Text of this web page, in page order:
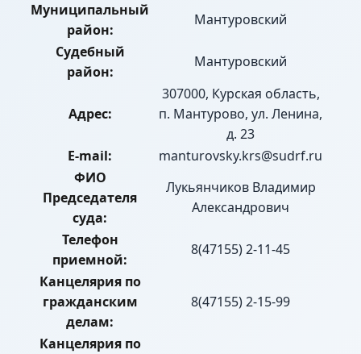
Муниципальный
район:
Мантуровский
Судебный
район:
Мантуровский
Адрес:
307000, Курская область,
п. Мантурово, ул. Ленина,
д. 23
E-mail:
manturovsky.krs@sudrf.ru
ФИО
Председателя
суда:
Лукьянчиков Владимир
Александрович
Телефон
приемной:
8(47155) 2-11-45
Канцелярия по
гражданским
делам:
8(47155) 2-15-99
Канцелярия по